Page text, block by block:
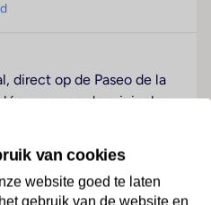
direct op de Paseo de la
waarvan de originele
gebleven. Het is dichtbij
Real, Retiro Park, Prado
metrostation is
bereikt u na ca. 10
van cookies
website goed te laten
gebruik van de website en